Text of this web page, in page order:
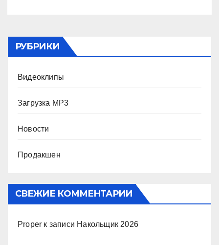
РУБРИКИ
Видеоклипы
Загрузка MP3
Новости
Продакшен
СВЕЖИЕ КОММЕНТАРИИ
Proper к записи Накольщик 2026